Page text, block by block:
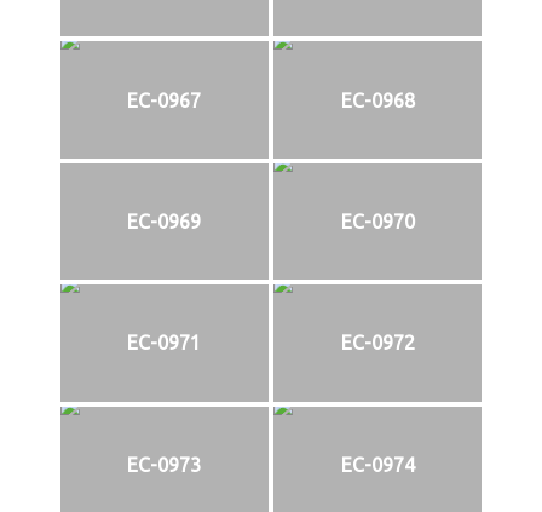
EC-0967 EC-0968
EC-0969 EC-0970
EC-0971 EC-0972
EC-0973 EC-0974